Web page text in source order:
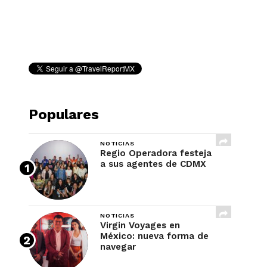
Populares
NOTICIAS
Regio Operadora festeja
a sus agentes de CDMX
NOTICIAS
Virgin Voyages en
México: nueva forma de
navegar